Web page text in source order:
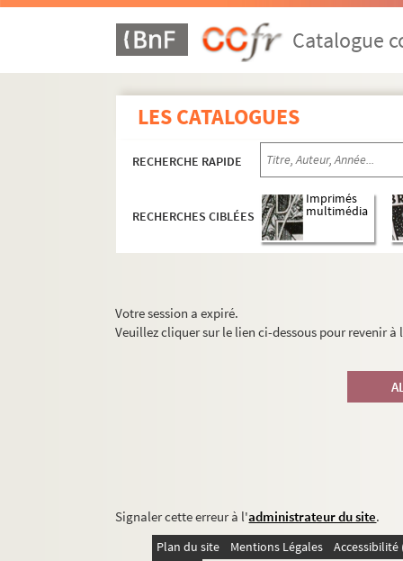
Catalogue
LES CATALOGUES
RECHERCHE RAPIDE
RECHERCHES CIBLÉES
Imprimés
multimédia
Votre session a expiré.
Veuillez cliquer sur le lien ci-dessous pour revenir
Signaler cette erreur à l'administrateur du site.
Plan du site Mentions Légales